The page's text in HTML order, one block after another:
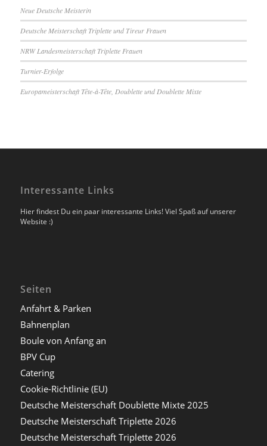
Neue Deutsche Meisterin
Deutsche Meisterschaft Triplette und Tireur Frauen
NRW Landesmeisterschaft Triplette Frauen
Turnier-Erfolge
Europameisterschaft Tête-à-Tête, Doublette und Doublette Mixte
Interessante Links
Hier findest Du ein paar interessante Links! Viel Spaß auf unserer
Website :)
Seiten
Anfahrt & Parken
Bahnenplan
Boule von Anfang an
BPV Cup
Catering
Cookie-Richtlinie (EU)
Deutsche Meisterschaft Doublette Mixte 2025
Deutsche Meisterschaft Triplette 2026
Deutsche Meisterschaft Triplette 2026